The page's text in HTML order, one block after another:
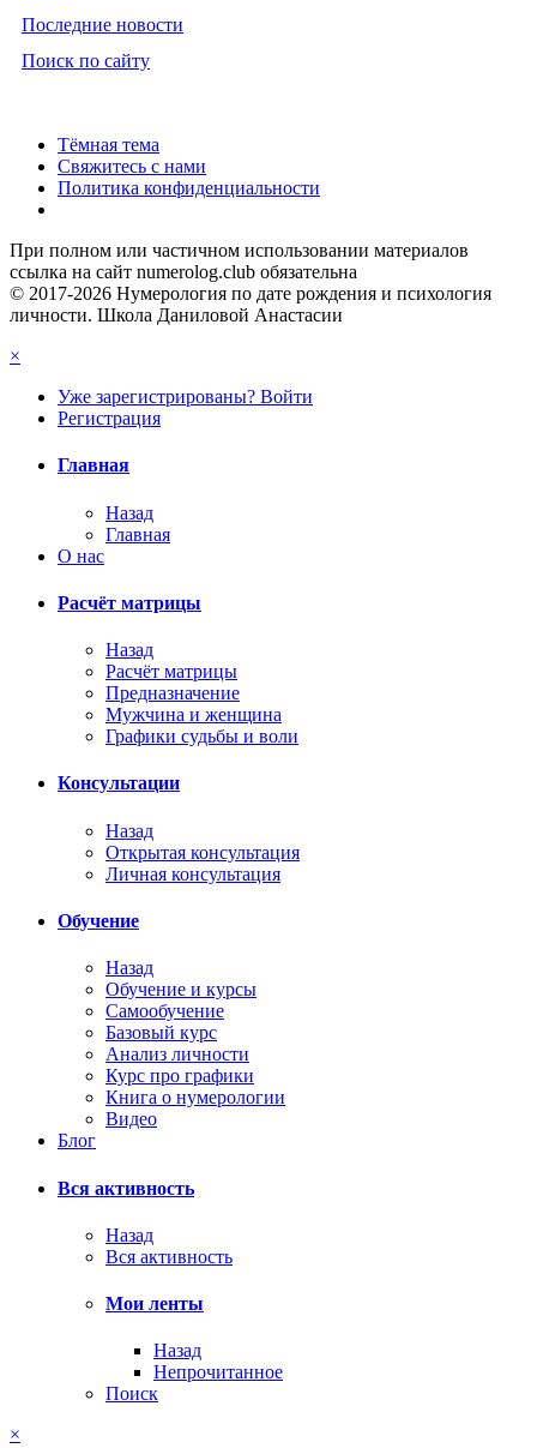
Последние новости
Поиск по сайту
Тёмная тема
Свяжитесь с нами
Политика конфиденциальности
При полном или частичном использовании материалов
ссылка на сайт numerolog.club обязательна
© 2017-2026 Нумерология по дате рождения и психология
личности. Школа Даниловой Анастасии
×
Уже зарегистрированы? Войти
Регистрация
Главная
Назад
Главная
О нас
Расчёт матрицы
Назад
Расчёт матрицы
Предназначение
Мужчина и женщина
Графики судьбы и воли
Консультации
Назад
Открытая консультация
Личная консультация
Обучение
Назад
Обучение и курсы
Самообучение
Базовый курс
Анализ личности
Курс про графики
Книга о нумерологии
Видео
Блог
Вся активность
Назад
Вся активность
Мои ленты
Назад
Непрочитанное
Поиск
×